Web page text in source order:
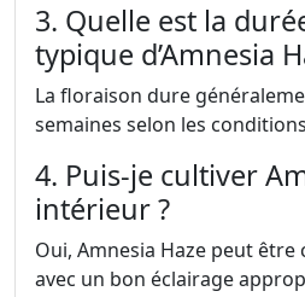
3. Quelle est la
typique d’Amnesia
La floraison dure
semaines selon les
4. Puis-je cultiver
intérieur ?
Oui, Amnesia Haze peut
avec un bon éclairage